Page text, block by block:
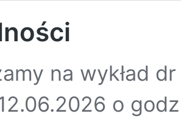
na wykład
o